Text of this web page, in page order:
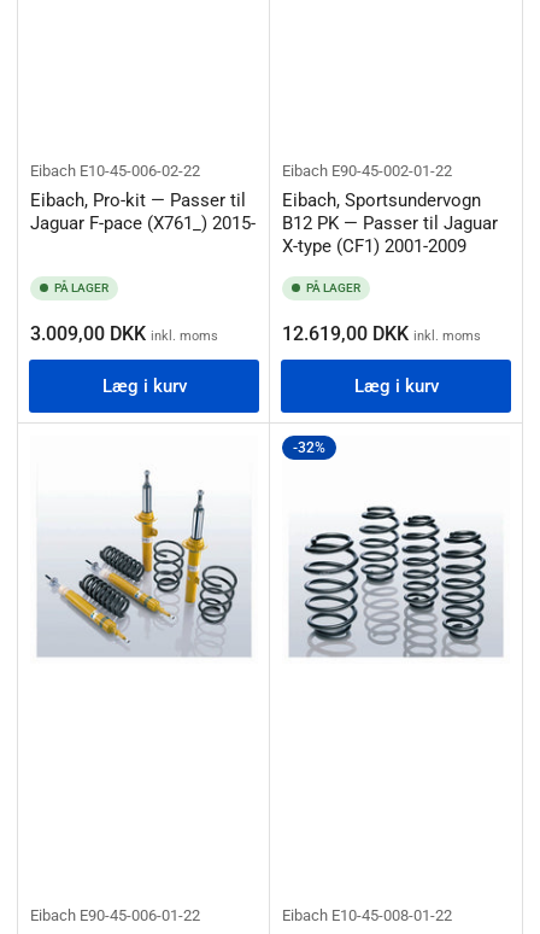
Eibach E10-45-006-02-22
Eibach, Pro-kit — Passer til
Jaguar F-pace (X761_) 2015-
PÅ LAGER
Normalpris
3.009,00 DKK inkl. moms
Læg i kurv
Eibach E90-45-002-01-22
Eibach, Sportsundervogn
B12 PK — Passer til Jaguar
X-type (CF1) 2001-2009
PÅ LAGER
Normalpris
12.619,00 DKK inkl. moms
Læg i kurv
Eibach E90-45-006-01-22
-32%
Eibach E10-45-008-01-22